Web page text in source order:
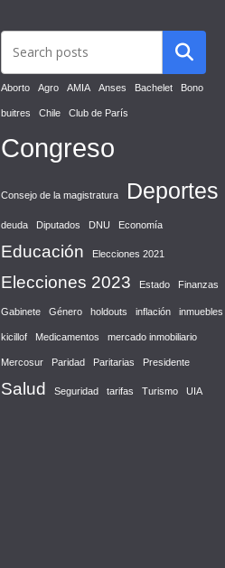
Aborto Agro AMIA Anses Bachelet Bono
buitres Chile Club de París
Congreso
Consejo de la magistratura Deportes
deuda Diputados DNU Economía
Educación Elecciones 2021
Elecciones 2023 Estado Finanzas
Gabinete Género holdouts inflación inmuebles
kicillof Medicamentos mercado inmobiliario
Mercosur Paridad Paritarias Presidente
Salud Seguridad tarifas Turismo UIA